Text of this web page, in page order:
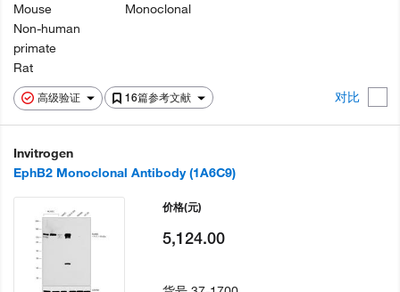
高级验证 16篇参考文献 对比
Mouse
Non-human
primate
Rat
Monoclonal
Invitrogen
EphB2 Monoclonal Antibody (1A6C9)
价格(元)
5,124.00